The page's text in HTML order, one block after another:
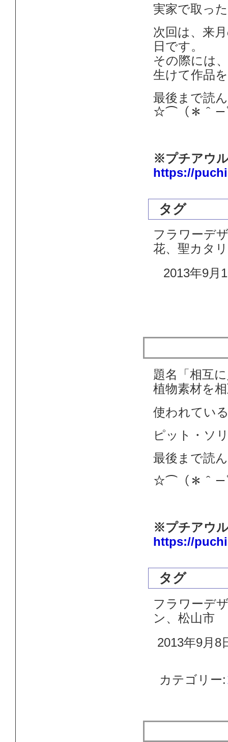
実家で取っ
次回は、来
日です。
その際には
生けて作品
最後まで読
☆⌒（＊＾－
※プチアウ
https://
タグ
フラワーデ
花、聖カタ
2013年9月
題名「相互
植物素材を
使われてい
ピット・ソ
最後まで読
☆⌒（＊＾－
※プチアウ
https://
タグ
フラワーデ
ン、松山市
2013年9月8
カテゴリー: